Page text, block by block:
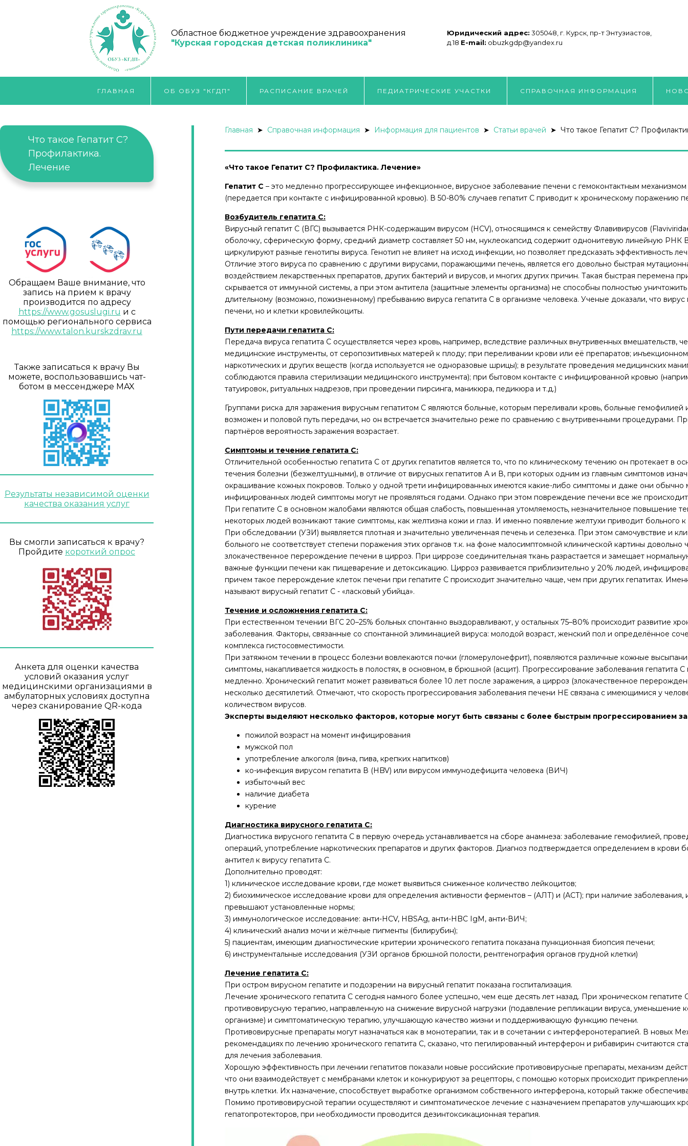
Областное бюджетное учреждение здравоохранения
"Курская городская детская поликлиника"
Юридический адрес: 305048, г. Курск, пр-т Энтузиастов,
д.18 E-mail: obuzkgdp@yandex.ru
ГЛАВНАЯ ОБ ОБУЗ "КГДП" РАСПИСАНИЕ ВРАЧЕЙ ПЕДИАТРИЧЕСКИЕ УЧАСТКИ СПРАВОЧНАЯ ИНФОРМАЦИЯ
Что такое Гепатит С?
Профилактика.
Лечение
Обращаем Ваше внимание, что
запись на прием к врачу
производится по адресу
https://www.gosuslugi.ru и с
помощью регионального сервиса
https://www.talon.kurskzdrav.ru
Также записаться к врачу Вы
можете, воспользовавшись чат-
ботом в мессенджере MAX
Результаты независимой оценки
качества оказания услуг
Вы смогли записаться к врачу?
Пройдите короткий опрос
Анкета для оценки качества
условий оказания услуг
медицинскими организациями в
амбулаторных условиях доступна
через сканирование QR-кода
Главная ➤ Справочная информация ➤ Информация для пациентов ➤ Статьи врачей ➤ Что такое Гепатит С?
«Что такое Гепатит С? Профилактика. Лечение»
Гепатит С – это медленно прогрессирующее инфекционное, вирусное заболевание печени с гемоконтактным
(передается при контакте с инфицированной кровью). В 50-80% случаев гепатит С приводит к хроническому поражению
Возбудитель гепатита C:
Вирусный гепатит С (ВГС) вызывается РНК-содержащим вирусом (HCV), относящимся к семейству Флавивирусов
оболочку, сферическую форму, средний диаметр составляет 50 нм, нуклеокапсид содержит однонитевую линейную РНК
циркулируют разные генотипы вируса. Генотип не влияет на исход инфекции, но позволяет предсказать эффективность
Отличие этого вируса по сравнению с другими вирусами, поражающими печень, является его довольно быстрая
воздействием лекарственных препаратов, других бактерий и вирусов, и многих других причин. Такая быстрая перемена
скрывается от иммунной системы, а при этом антитела (защитные элементы организма) не способны полностью
длительному (возможно, пожизненному) пребыванию вируса гепатита С в организме человека. Ученые доказали, что вирус
печени, но и клетки кровилейкоциты.
Пути передачи гепатита C:
Передача вируса гепатита С осуществляется через кровь, например, вследствие различных внутривенных вмешательств,
медицинские инструменты, от серопозитивных матерей к плоду; при переливании крови или её препаратов;
наркотических и других веществ (когда используется не одноразовые шрицы); в результате проведения медицинских
соблюдаются правила стерилизации медицинского инструмента); при бытовом контакте с инфицированной кровью
татуировок, ритуальных надрезов, при проведении пирсинга, маникюра, педикюра и т.д.)
Группами риска для заражения вирусным гепатитом С являются больные, которым переливали кровь, больные
возможен и половой путь передачи, но он встречается значительно реже по сравнению с внутривенными процедурами.
партнёров вероятность заражения возрастает.
Симптомы и течение гепатита C:
Отличительной особенностью гепатита С от других гепатитов является то, что по клиническому течению он протекает в
течения болезни (безжелтушными), в отличие от вирусных гепатитов А и В, при которых одним из главным симптомов
окрашивание кожных покровов. Только у одной трети инфицированных имеются какие-либо симптомы и даже они обычно
инфицированных людей симптомы могут не проявляться годами. Однако при этом повреждение печени все же
При гепатите С в основном жалобами являются общая слабость, повышенная утомляемость, незначительное повышение
некоторых людей возникают такие симптомы, как желтизна кожи и глаз. И именно появление желтухи приводит больного к
При обследовании (УЗИ) выявляется плотная и значительно увеличенная печень и селезенка. При этом самочувствие и
больного не соответствует степени поражения этих органов т.к. на фоне малосимптомной клинической картины довольно
злокачественное перерождение печени в цирроз. При циррозе соединительная ткань разрастается и замещает
важные функции печени как пищеварение и детоксикацию. Цирроз развивается приблизительно у 20% людей,
причем такое перерождение клеток печени при гепатите С происходит значительно чаще, чем при других гепатитах.
называют вирусный гепатит С - «ласковый убийца».
Течение и осложнения гепатита C:
При естественном течении ВГC 20–25% больных спонтанно выздоравливают, у остальных 75–80% происходит развитие
заболевания. Факторы, связанные со спонтанной элиминацией вируса: молодой возраст, женский пол и определённое
комплекса гистосовместимости.
При затяжном течении в процесс болезни вовлекаются почки (гломерулонефрит), появляются различные кожные
симптомы, накапливается жидкость в полостях, в основном, в брюшной (асцит). Прогрессирование заболевания гепатита
медленно. Хронический гепатит может развиваться более 10 лет после заражения, а цирроз (злокачественное
несколько десятилетий. Отмечают, что скорость прогрессирования заболевания печени НЕ связана с имеющимися у
количеством вирусов.
Эксперты выделяют несколько факторов, которые могут быть связаны с более быстрым прогрессированием
пожилой возраст на момент инфицирования
мужской пол
употребление алкоголя (вина, пива, крепких напитков)
ко-инфекция вирусом гепатита В (HBV) или вирусом иммунодефицита человека (ВИЧ)
избыточный вес
наличие диабета
курение
Диагностика вирусного гепатита C:
Диагностика вирусного гепатита С в первую очередь устанавливается на сборе анамнеза: заболевание гемофилией,
операций, употребление наркотических препаратов и других факторов. Диагноз подтверждается определением в крови
антител к вирусу гепатита С.
Дополнительно проводят:
1) клиническое исследование крови, где может выявиться сниженное количество лейкоцитов;
2) биохимическое исследование крови для определения активности ферментов – (АЛТ) и (АСТ); при наличие заболевания,
превышают установленные нормы;
3) иммунологическое исследование: анти-HCV, HBSAg, анти-HBC IgM, анти-ВИЧ;
4) клинический анализ мочи и жёлчные пигменты (билирубин);
5) пациентам, имеющим диагностические критерии хронического гепатита показана пункционная биопсия печени;
6) инструментальные исследования (УЗИ органов брюшной полости, рентгенография органов грудной клетки)
Лечение гепатита C:
При остром вирусном гепатите и подозрении на вирусный гепатит показана госпитализация.
Лечение хронического гепатита C сегодня намного более успешно, чем еще десять лет назад. При хроническом гепатите
противовирусную терапию, направленную на снижение вирусной нагрузки (подавление репликации вируса, уменьшение
организме) и симптоматическую терапию, улучшающую качество жизни и поддерживающую функцию печени.
Противовирусные препараты могут назначаться как в монотерапии, так и в сочетании с интерферонотерапией. В новых
рекомендациях по лечению хронического гепатита С, сказано, что пегилированный интерферон и рибавирин считаются
для лечения заболевания.
Хорошую эффективность при лечении гепатитов показали новые российские противовирусные препараты, механизм
что они взаимодействует с мембранами клеток и конкурируют за рецепторы, с помощью которых происходит
внутрь клетки. Их назначение, способствует выработке организмом собственного интерферона, который также
Помимо противовирусной терапии осуществляют и симптоматическое лечение с назначением препаратов улучшающих
гепатопротекторов, при необходимости проводится дезинтоксикационная терапия.